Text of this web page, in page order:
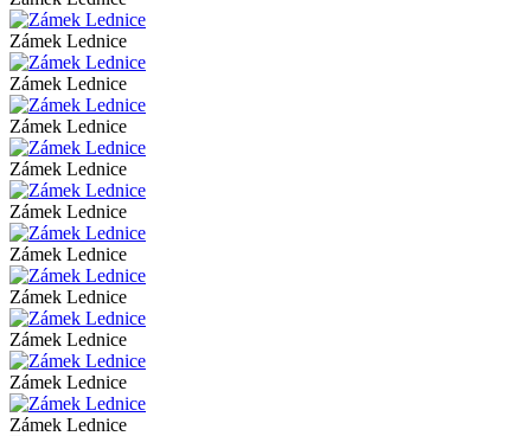
Zámek Lednice
Zámek Lednice
Zámek Lednice
Zámek Lednice
Zámek Lednice
Zámek Lednice
Zámek Lednice
Zámek Lednice
Zámek Lednice
Zámek Lednice